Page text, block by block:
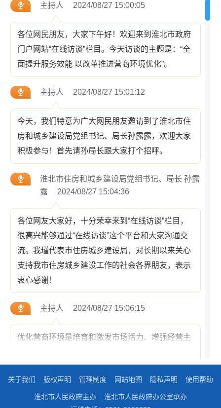
主持人 2024/08/27 15:00:05
各位网民朋友，大家下午好！欢迎来到淮北市政府
门户网站“在线访谈”栏目。今天访谈的主题是：“全
面提升服务效能 以改革推进营商环境优化”。
主持人 2024/08/27 15:01:12
今天，我们特意为广大网民朋友邀请到了淮北市住
房和城乡建设局党组书记、局长孙露露，欢迎大家
积极参与！首先请孙局长跟大家打个招呼。
淮北市住房和城乡建设局党组书记、局长 孙露
露
2024/08/27 15:04:36
各位网友大家好，十分荣幸来到“在线访谈”栏目，
很高兴能够通过“在线访谈”这个平台和大家沟通交
流。我瑾代表市住房城乡建设局，对长期以来关心
支持我市住房城乡建设工作的社会各界朋友，表示
衷心感谢！
主持人 2024/08/27 15:06:15
优化营商环境是培育和激发市场活力、增强经营主
工作小到一滴水，大到一座城，请您介绍一下住建
部门在优化营商环境方面具体承担什么工作任务？
关于我们 版权声明 管理制度 网站地图 隐私声明 使用帮助
淮北市人民政府主办
淮北市人民政府办公室承办